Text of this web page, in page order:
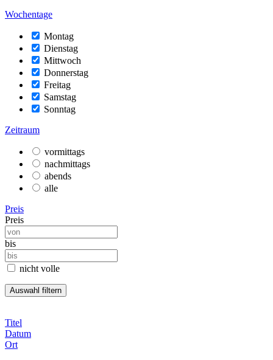
Wochentage
Montag
Dienstag
Mittwoch
Donnerstag
Freitag
Samstag
Sonntag
Zeitraum
vormittags
nachmittags
abends
alle
Preis
Preis
bis
nicht volle
Titel
Datum
Ort